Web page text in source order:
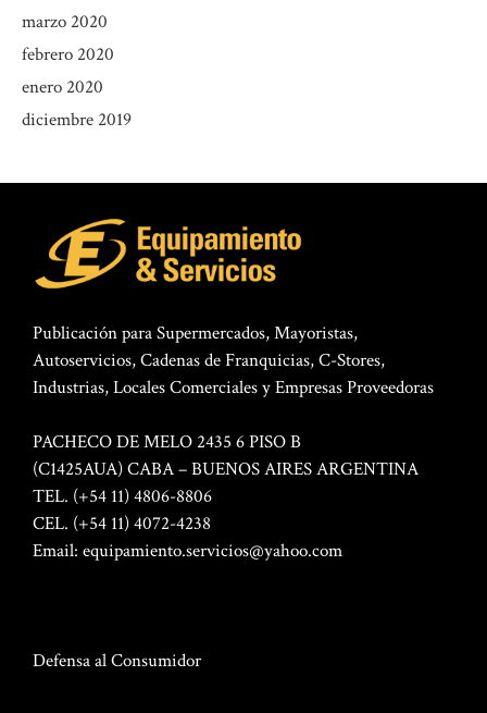
marzo 2020
febrero 2020
enero 2020
diciembre 2019
Publicación para Supermercados, Mayoristas,
Autoservicios, Cadenas de Franquicias, C-Stores,
Industrias, Locales Comerciales y Empresas Proveedoras
PACHECO DE MELO 2435 6 PISO B
(C1425AUA) CABA – BUENOS AIRES ARGENTINA
TEL. (+54 11) 4806-8806
CEL. (+54 11) 4072-4238
Email: equipamiento.servicios@yahoo.com
Defensa al Consumidor